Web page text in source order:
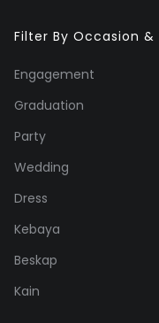
Filter By Occasion &
Engagement
Graduation
Party
Wedding
Dress
Kebaya
Beskap
Kain